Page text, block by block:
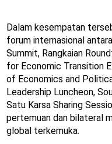
Dalam kesempatan
forum internasional
Summit, Rangkaian
for Economic Transition
of Economics and
Leadership Luncheon,
Satu Karsa Sharing
pertemuan dan bilateral
global terkemuka.